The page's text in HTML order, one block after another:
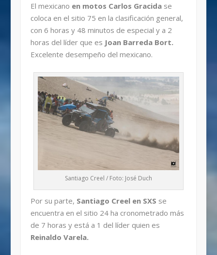
El mexicano en motos Carlos Gracidase
coloca en el sitio 75 en la clasificación general,
con 6 horas y 48 minutos de especial y a 2
horas del líder que es Joan Barreda Bort.
Excelente desempeño del mexicano.
Santiago Creel / Foto: José Duch
Por su parte, Santiago Creel en SXS se
encuentra en el sitio 24 ha cronometrado más
de 7 horas y está a 1 del líder quien es
Reinaldo Varela.